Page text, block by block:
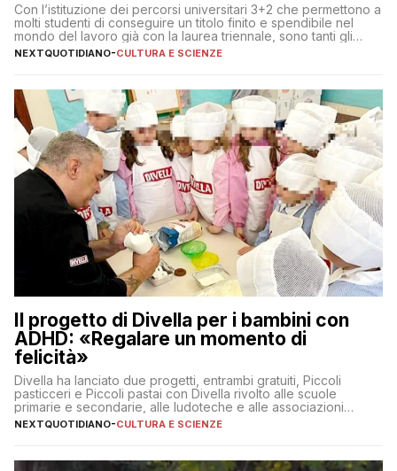
Con l’istituzione dei percorsi universitari 3+2 che permettono a
molti studenti di conseguire un titolo finito e spendibile nel
mondo del lavoro già con la laurea triennale, sono tanti gli
interrogativi che si pongono gli studenti una volta raggiunto
l’obiettivo di primo livello
NEXTQUOTIDIANO-CULTURA E SCIENZE
Il progetto di Divella per i bambini con
ADHD: «Regalare un momento di
felicità»
Divella ha lanciato due progetti, entrambi gratuiti, Piccoli
pasticceri e Piccoli pastai con Divella rivolto alle scuole
primarie e secondarie, alle ludoteche e alle associazioni
pugliesi che si occupano di bambini con ADHD
NEXTQUOTIDIANO-CULTURA E SCIENZE